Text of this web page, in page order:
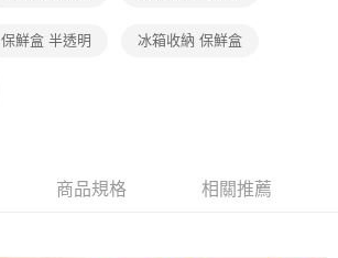
保鮮盒 半透明 冰箱收納 保鮮盒
商品規格 相關推薦